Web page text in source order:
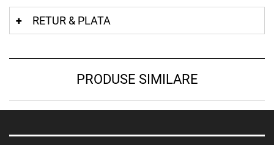
RETUR & PLATA
PRODUSE SIMILARE